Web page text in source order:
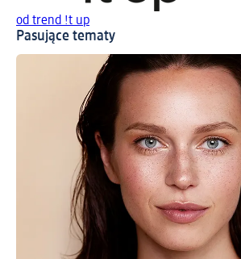
od trend !t up
Pasujące tematy